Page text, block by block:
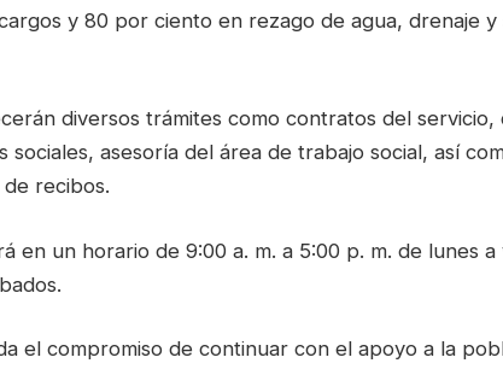
y 80 por ciento en rezago de agua, drenaje y
diversos trámites como contratos del
sociales, asesoría del área de trabajo social, así
recibos.
en un horario de 9:00 a. m. a 5:00 p. m. de lunes
el compromiso de continuar con el apoyo a la